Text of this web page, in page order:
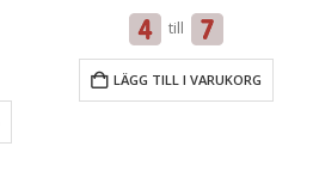
till
LÄGG TILL I VARUKORG